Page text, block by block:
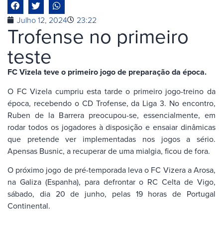
Julho 12, 2024 23:22
Trofense no primeiro
teste
FC Vizela teve o primeiro jogo de preparação da época.
O FC Vizela cumpriu esta tarde o primeiro jogo-treino da
época, recebendo o CD Trofense, da Liga 3. No encontro,
Ruben de la Barrera preocupou-se, essencialmente, em
rodar todos os jogadores à disposição e ensaiar dinâmicas
que pretende ver implementadas nos jogos a sério.
Apensas Busnic, a recuperar de uma mialgia, ficou de fora.
O próximo jogo de pré-temporada leva o FC Vizera a Arosa,
na Galiza (Espanha), para defrontar o RC Celta de Vigo,
sábado, dia 20 de junho, pelas 19 horas de Portugal
Continental.